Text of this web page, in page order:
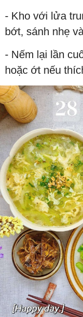
- Kho với lửa
bớt, sánh nhẹ
- Nếm lại lần
hoặc ớt nếu